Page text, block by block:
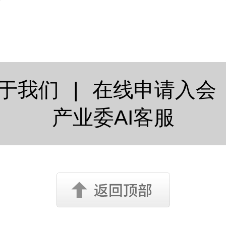
世界银行年会上，
及...
同”的关键新阶段。
家联合撰写，其中
洲律师事务所主任
作为重要作者之一
的法律合规与治理框
了深度支持。柳志
烽、窦俊、佟世天、
仁、周胜、何超 著
我们 | 在线申请入会
产业委AI客服